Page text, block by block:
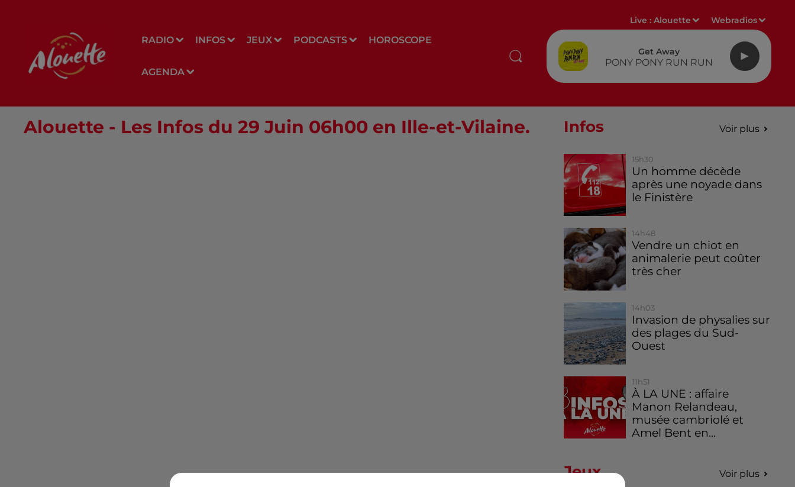
RADIO INFOS JEUX PODCASTS HOROSCOPE
AGENDA
Live :Alouette Webradios
Get Away
PONY PONY RUN RUN
Alouette - Les Infos du 29 Juin 06h00 en Ille-et-Vilaine. Infos Voir plus
15h30
Un homme décède
après une noyade dans
le Finistère
14h48
Vendre un chiot en
animalerie peut coûter
très cher
14h03
Invasion de physalies sur
des plages du Sud-
Ouest
11h51
À LA UNE : affaire
Manon Relandeau,
musée cambriolé et
Amel Bent en...
Jeux Voir plus